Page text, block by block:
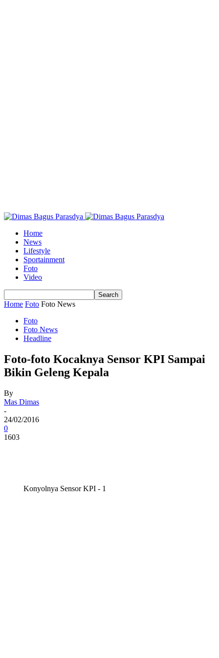
Home
News
Lifestyle
Sportainment
Foto
Video
Home Foto Foto News
Foto
Foto News
Headline
Foto-foto Kocaknya Sensor KPI Sampai
Bikin Geleng Kepala
By
Mas Dimas
-
24/02/2016
0
1603
Konyolnya Sensor KPI - 1